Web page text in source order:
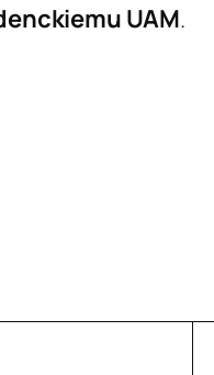
UAM.